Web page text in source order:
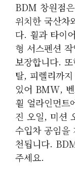
BDM 창원점
위치한 국산차
다. 휠과 타이
형 서스펜션
보장합니다.
탈, 피렐리까
있어 BMW,
휠 얼라인먼트
진 오일, 미션
수입차 공임을
천됩니다.
주세요.